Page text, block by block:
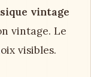
vintage
vintage. Le
visibles.